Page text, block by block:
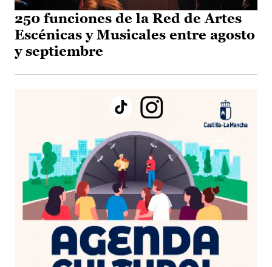
250 funciones de la Red de Artes
Escénicas y Musicales entre agosto
y septiembre